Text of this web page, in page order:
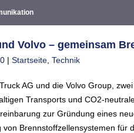
Volvo – gemeinsam
| Startseite Technik
AG und die Volvo Group,
Transports und CO2-
zur Gründung eines
von Brennstoffzellensystemen für